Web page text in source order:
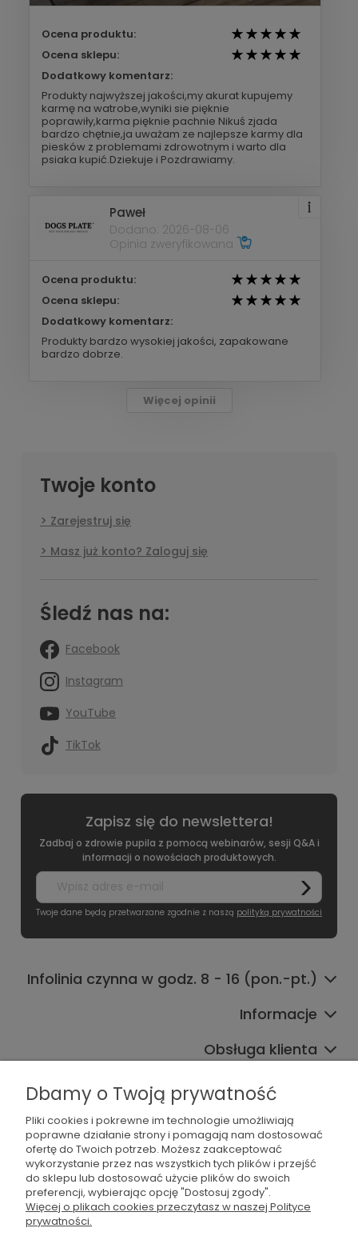
Ocena produktu:
Ocena sklepu:
Dodatkowy komentarz:
Produkty najwyższej jakości,my akurat kupujemy
karmę na watrobe,wyniki sie pięknie
poprawiły,karma pięknie pachnie Nikuś zjada
bardzo chętnie,ja uważam ze najlepsze karmy dla
piesków z problemami zdrowotnym i warto dla
psiaka kupić.Dziekuje i Pozdrawiamy.
Paweł
Dodano: 2026-08-06
Opinia zweryfikowana
Ocena produktu:
Ocena sklepu:
Dodatkowy komentarz:
Produkty bardzo wysokiej jakości, zapakowane
bardzo dobrze.
Więcej opinii
Twoje konto
Zarejestruj się
Masz już konto? Zaloguj się
Śledź nas na:
Facebook
Instagram
YouTube
TikTok
Zapisz się do newslettera!
Zadbaj o zdrowie pupila z pomocą webinarów, sesji Q&A i
informacji o nowościach produktowych.
Twoje dane będą przetwarzane zgodnie z naszą polityką prywatności
Infolinia czynna w godz. 8 - 16 (pon.-pt.)
Informacje
Obsługa klienta
Współpraca
536 042 061
Dbamy o Twoją prywatność
Pliki cookies i pokrewne im technologie umożliwiają
poprawne działanie strony i pomagają nam dostosować
ofertę do Twoich potrzeb. Możesz zaakceptować
wykorzystanie przez nas wszystkich tych plików i przejść
do sklepu lub dostosować użycie plików do swoich
preferencji, wybierając opcję "Dostosuj zgody".
Więcej o plikach cookies przeczytasz w naszej Polityce
prywatności.